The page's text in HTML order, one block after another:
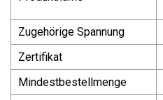
Zugehörige Spannung
Zertifikat
Mindestbestellmenge